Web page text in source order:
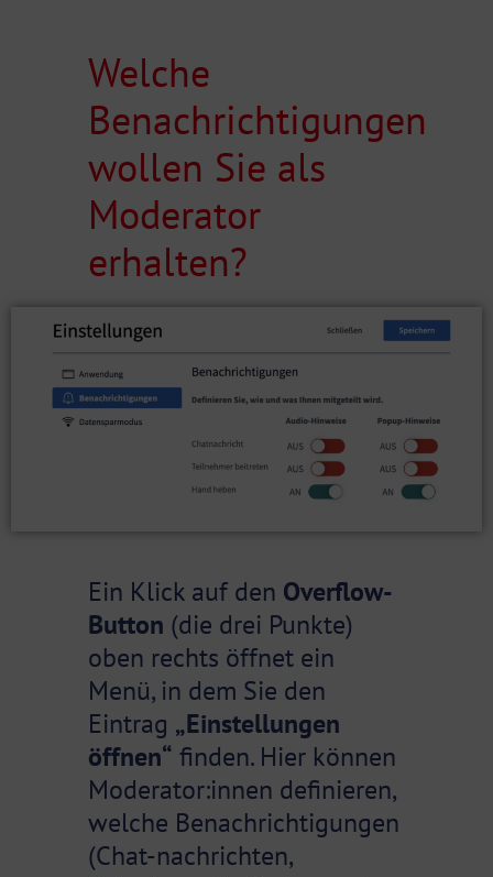
Welche
Benachrichtigungen
wollen Sie als
Moderator
erhalten?
Ein Klick auf den Overflow-
Button (die drei Punkte)
oben rechts öffnet ein
Menü, in dem Sie den
Eintrag „Einstellungen
öffnen“ finden. Hier können
Moderator:innen definieren,
welche Benachrichtigungen
(Chat-nachrichten,